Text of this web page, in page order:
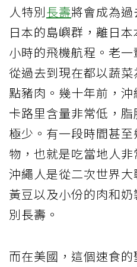
人特別長壽將會成為
日本的島嶼群，離日
小時的飛機航程。老
從過去到現在都以蔬
點豬肉。幾十年前，
卡路里含量非常低，
極少。有一段時間甚
物，也就是吃當地人
沖繩人是從二次世界
黃豆以及小份的肉和
別長壽。
而在美國，這個速食